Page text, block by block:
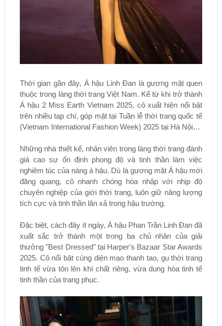
Thời gian gần đây, Á hậu Linh Đan là gương mặt quen
thuộc trong làng thời trang Việt Nam. Kể từ khi trở thành
Á hậu 2 Miss Earth Vietnam 2025, cô xuất hiện nổi bật
trên nhiều tạp chí, góp mặt tại Tuần lễ thời trang quốc tế
(Vietnam International Fashion Week) 2025 tại Hà Nội…
Những nhà thiết kế, nhân viên trong làng thời trang đánh
giá cao sự ổn định phong độ và tinh thần làm việc
nghiêm túc của nàng á hậu. Dù là gương mặt Á hậu mới
đăng quang, cô nhanh chóng hòa nhập với nhịp độ
chuyên nghiệp của giới thời trang, luôn giữ năng lượng
tích cực và tinh thần lăn xả trong hậu trường.
Đặc biệt, cách đây ít ngày, Á hậu Phan Trần Linh Đan đã
xuất sắc trở thành một trong ba chủ nhân của giải
thưởng "Best Dressed" tại Harper's Bazaar Star Awards
2025. Cô nổi bật cùng diện mạo thanh tao, gu thời trang
tinh tế vừa tôn lên khí chất riêng, vừa dung hòa tinh tế
tinh thần của trang phục.